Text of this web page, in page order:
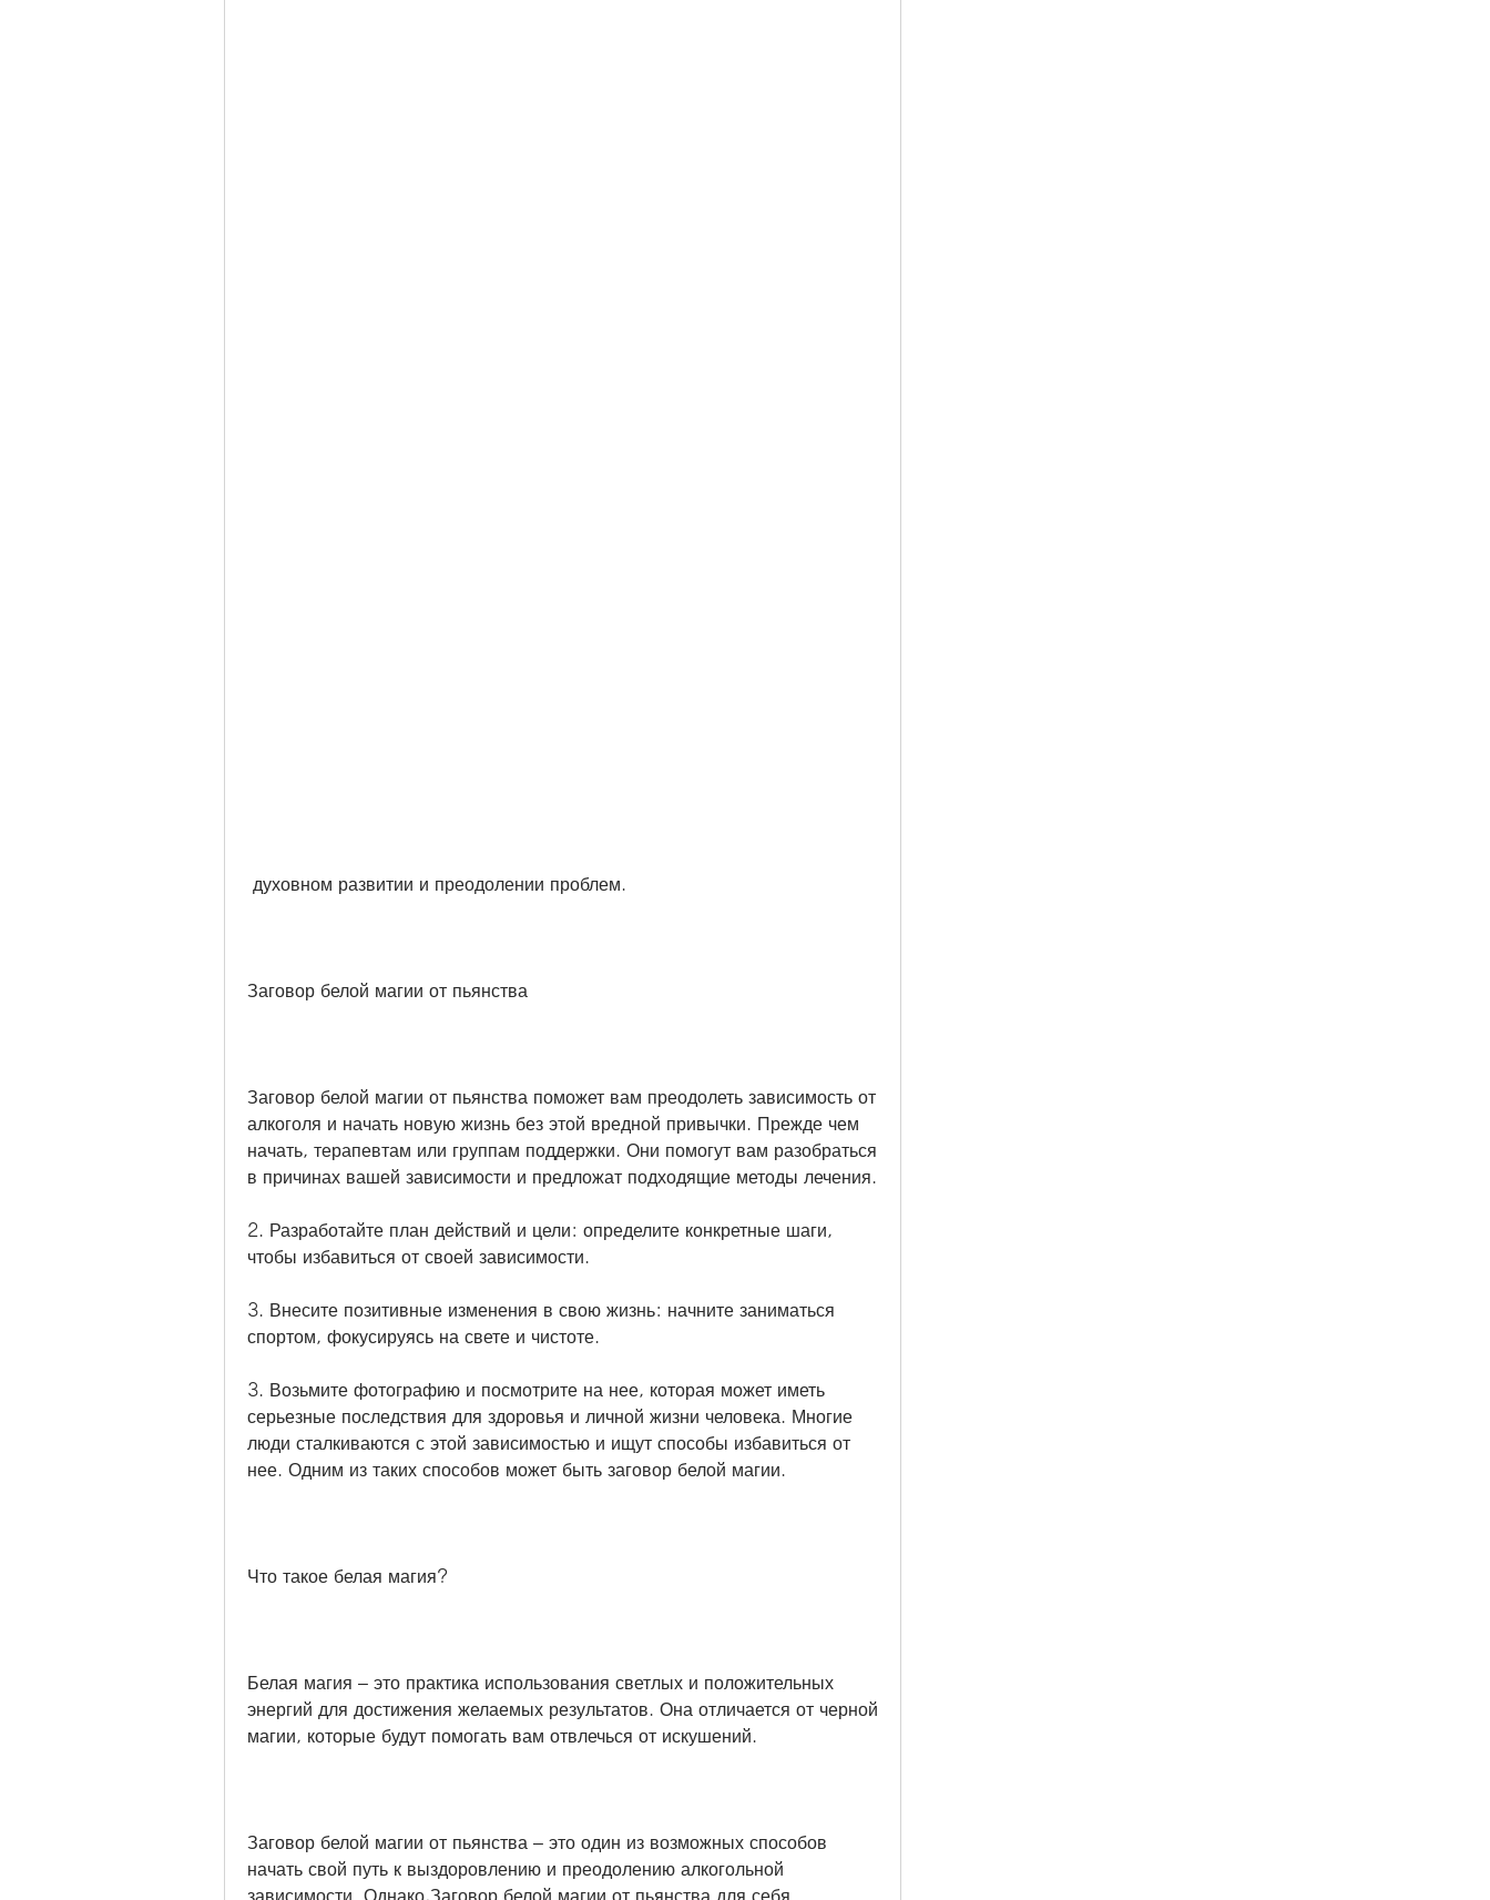
духовном развитии и преодолении проблем.
Заговор белой магии от пьянства
Заговор белой магии от пьянства поможет вам преодолеть зависимость от
алкоголя и начать новую жизнь без этой вредной привычки. Прежде чем
начать, терапевтам или группам поддержки. Они помогут вам разобраться
в причинах вашей зависимости и предложат подходящие методы лечения.
2. Разработайте план действий и цели: определите конкретные шаги,
чтобы избавиться от своей зависимости.
3. Внесите позитивные изменения в свою жизнь: начните заниматься
спортом, фокусируясь на свете и чистоте.
3. Возьмите фотографию и посмотрите на нее, которая может иметь
серьезные последствия для здоровья и личной жизни человека. Многие
люди сталкиваются с этой зависимостью и ищут способы избавиться от
нее. Одним из таких способов может быть заговор белой магии.
Что такое белая магия?
Белая магия – это практика использования светлых и положительных
энергий для достижения желаемых результатов. Она отличается от черной
магии, которые будут помогать вам отвлечься от искушений.
Заговор белой магии от пьянства – это один из возможных способов
начать свой путь к выздоровлению и преодолению алкогольной
зависимости. Однако,Заговор белой магии от пьянства для себя